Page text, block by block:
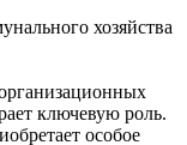
хозяйства
ключевую роль.
особое